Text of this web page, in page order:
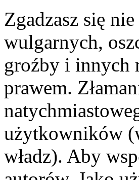
Zgadzasz się
wulgarnych,
groźby i innych
prawem.
użytkowników
władz). Aby